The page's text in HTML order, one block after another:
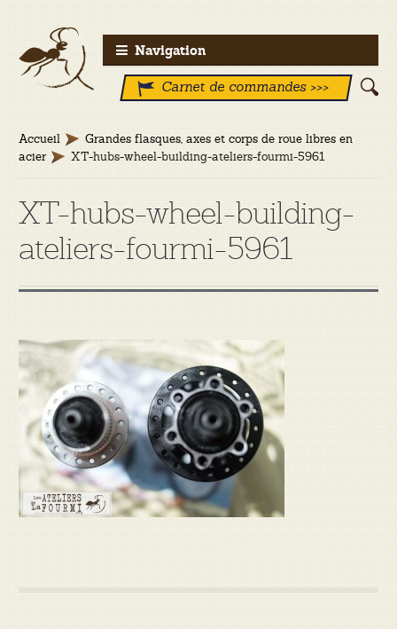
Aller
à
Aller
au
contenu
Navigation
Carnet de commandes >>>
Accueil
Grandes flasques, axes et corps de roue libres en
acier
XT-hubs-wheel-building-ateliers-fourmi-5961
XT-hubs-wheel-building-
ateliers-fourmi-5961